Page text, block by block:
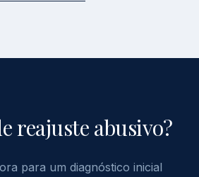
reajuste abusivo?
para um diagnóstico inicial